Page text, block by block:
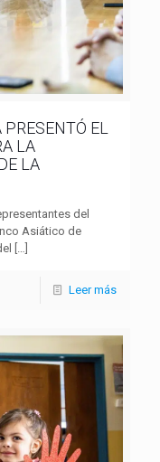
EL
LA
LA
del
Asiático de
[…]
Leer más